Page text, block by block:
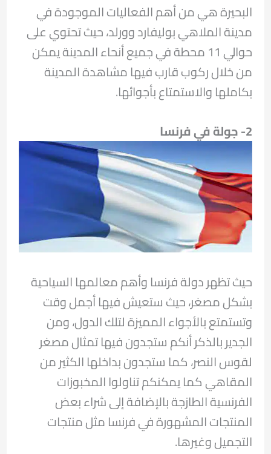
البحيرة هي من أهم الفعاليات الموجودة في
مدينة الملاهي بوليفارد وورلد، حيث تحتوي على
حوالي 11 محطة في جميع أنحاء المدينة يمكن
من خلال ركوب قارب فيها مشاهدة المدينة
بكاملها والاستمتاع بأجوائها.
2- جولة في فرنسا
حيث تظهر دولة فرنسا وأهم معالمها السياحية
بشكل مصغر، حيث ستعيش فيها أجمل وقت
وتستمتع بالأجواء المميزة لتلك الدول، ومن
الجدير بالذكر أنكم ستجدون فيها تمثال مصغر
لقوس النصر، كما ستجدون بداخلها الكثير من
المقاهي كما يمكنكم تناولوا المخبوزات
الفرنسية الطازجة بالإضافة إلى شراء بعض
المنتجات المشهورة في فرنسا مثل منتجات
التجميل وغيرها.